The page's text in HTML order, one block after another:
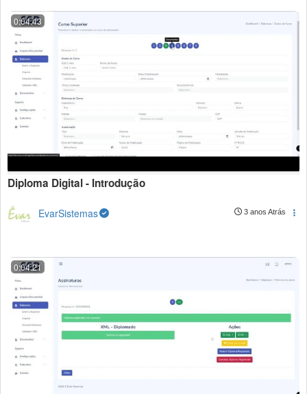
0:04:43
Diploma Digital - Introdução
EvarSistemas 3 anos Atrás
0:04:21